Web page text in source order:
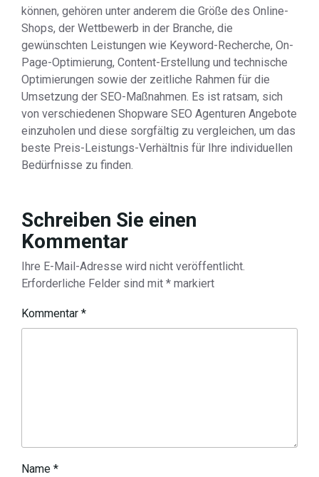
können, gehören unter anderem die Größe des Online-
Shops, der Wettbewerb in der Branche, die
gewünschten Leistungen wie Keyword-Recherche, On-
Page-Optimierung, Content-Erstellung und technische
Optimierungen sowie der zeitliche Rahmen für die
Umsetzung der SEO-Maßnahmen. Es ist ratsam, sich
von verschiedenen Shopware SEO Agenturen Angebote
einzuholen und diese sorgfältig zu vergleichen, um das
beste Preis-Leistungs-Verhältnis für Ihre individuellen
Bedürfnisse zu finden.
Schreiben Sie einen
Kommentar
Ihre E-Mail-Adresse wird nicht veröffentlicht.
Erforderliche Felder sind mit * markiert
Kommentar *
Name *